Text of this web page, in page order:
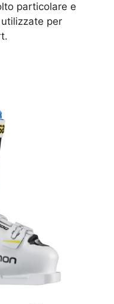
particolare e
per